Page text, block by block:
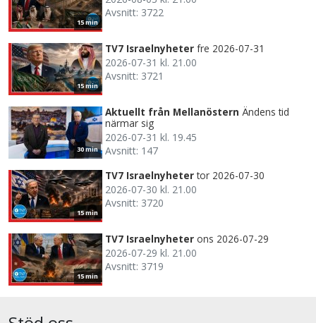
15 min
Avsnitt: 3722
15 min
TV7 Israelnyheter fre 2026-07-31
2026-07-31 kl. 21.00
Avsnitt: 3721
30 min
Aktuellt från Mellanöstern Ändens tid
närmar sig
2026-07-31 kl. 19.45
Avsnitt: 147
15 min
TV7 Israelnyheter tor 2026-07-30
2026-07-30 kl. 21.00
Avsnitt: 3720
15 min
TV7 Israelnyheter ons 2026-07-29
2026-07-29 kl. 21.00
Avsnitt: 3719